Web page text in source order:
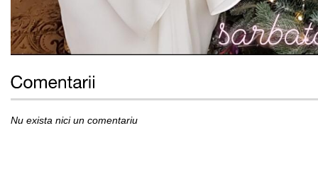
Nu exista nici un comentariu